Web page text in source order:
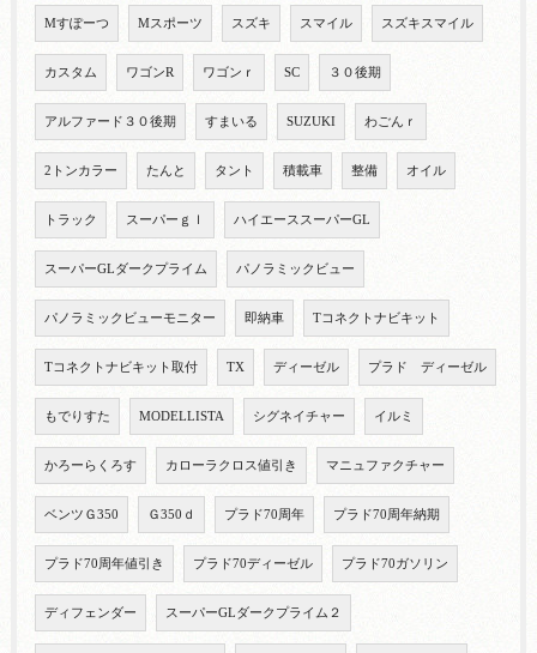
Mすぽーつ Mスポーツ スズキ スマイル スズキスマイル
カスタム ワゴンR ワゴンｒ SC ３０後期
アルファード３０後期 すまいる SUZUKI わごんｒ
2トンカラー たんと タント 積載車 整備 オイル
トラック スーパーｇｌ ハイエーススーパーGL
スーパーGLダークプライム パノラミックビュー
パノラミックビューモニター 即納車 Tコネクトナビキット
Tコネクトナビキット取付 TX ディーゼル プラド ディーゼル
もでりすた MODELLISTA シグネイチャー イルミ
かろーらくろす カローラクロス値引き マニュファクチャー
ベンツＧ350 Ｇ350ｄ プラド70周年 プラド70周年納期
プラド70周年値引き プラド70ディーゼル プラド70ガソリン
ディフェンダー スーパーGLダークプライム２